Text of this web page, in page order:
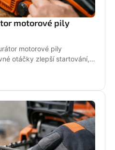
motorové pily
motorové pily
otáčky zlepší startování,